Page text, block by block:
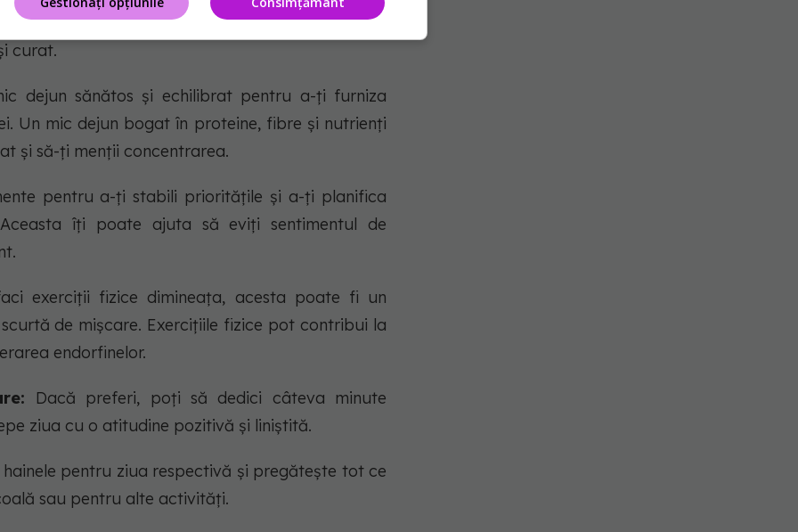
ți dinți și efectuează alte rutine de igienă
curat.
dejun sănătos și echilibrat pentru a-ți furniza
Un mic dejun bogat în proteine, fibre și nutrienți
și să-ți menții concentrarea.
pentru a-ți stabili prioritățile și a-ți planifica
îți poate ajuta să eviți sentimentul de
exerciții fizice dimineața, acesta poate fi un
de mișcare. Exercițiile fizice pot contribui la
endorfinelor.
Dacă preferi, poți să dedici câteva minute
ziua cu o atitudine pozitivă și liniștită.
pentru ziua respectivă și pregătește tot ce
sau pentru alte activități.